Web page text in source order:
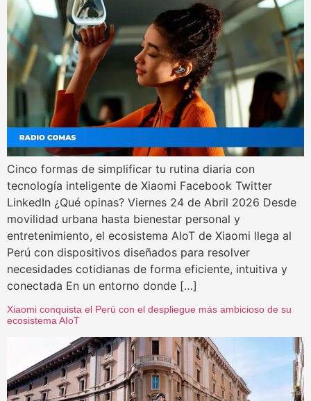
Cinco formas de simplificar tu rutina diaria con
tecnología inteligente de Xiaomi Facebook Twitter
LinkedIn ¿Qué opinas? Viernes 24 de Abril 2026 Desde
movilidad urbana hasta bienestar personal y
entretenimiento, el ecosistema AIoT de Xiaomi llega al
Perú con dispositivos diseñados para resolver
necesidades cotidianas de forma eficiente, intuitiva y
conectada En un entorno donde […]
Xiaomi conquista el Perú con el despliegue más ambicioso de su
ecosistema AIoT